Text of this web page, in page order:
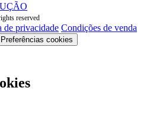
reserved
de privacidade Condições de venda
Preferências cookies